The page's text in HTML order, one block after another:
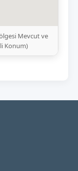
Mevcut ve
Konum)